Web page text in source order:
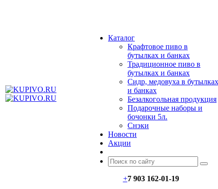
Каталог
Крафтовое пиво в
бутылках и банках
Традиционное пиво в
бутылках и банках
Сидр, медовуха в бутылках
и банках
Безалкогольная продукция
Подарочные наборы и
бочонки 5л.
Снэки
Новости
Акции
+7 903 162-01-19